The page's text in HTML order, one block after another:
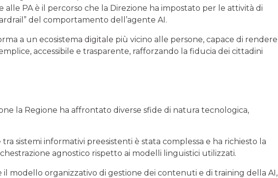
PA è il percorso che la Direzione ha impostato per le attività di
del comportamento dell’agente AI.
a un ecosistema digitale più vicino alle persone, capace di rendere
accessibile e trasparente, rafforzando la fiducia dei cittadini
la Regione ha affrontato diverse sfide di natura tecnologica,
sistemi informativi preesistenti è stata complessa e ha richiesto la
agnostico rispetto ai modelli linguistici utilizzati.
modello organizzativo di gestione dei contenuti e di training della AI,